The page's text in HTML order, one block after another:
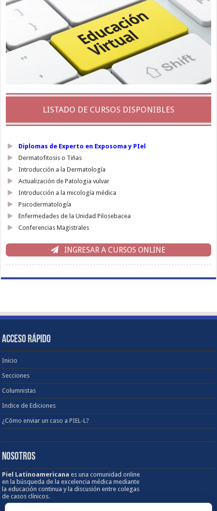
LISTADO DE CURSOS DISPONIBLES
Diplomas de Experto en Exposoma y PIel
Dermatofitosis o Tiñas
Introducción a la Dermatología
Actualización de Patologia vulvar
Introducción a la micología médica
Psicodermatología
Enfermedades de la Unidad Pilosebacea
Conferencias Magistrales
INGRESAR A CURSOS ONLINE
ACCESO RÁPIDO
Inicio
Secciones
Columnistas
Indice de Ediciones
¿Cómo enviar un caso a PIEL-L?
NOSOTROS
Piel Latinoamericanaes una comunidad online
en la búsqueda de la excelencia médica mediante
la educación continua y la discusión entre colegas
de casos clínicos.